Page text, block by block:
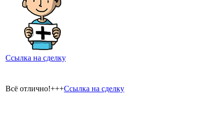
Ссылка на сделку
Всё отлично!+++Ссылка на сделку